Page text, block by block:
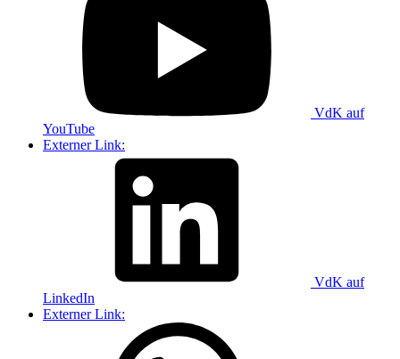
VdK auf
YouTube
Externer Link:
VdK auf
LinkedIn
Externer Link: